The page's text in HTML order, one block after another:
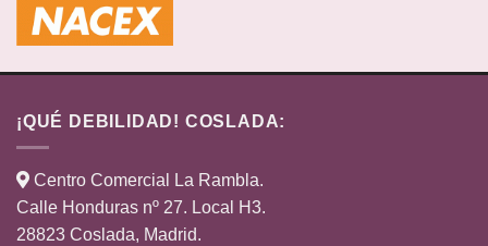
¡QUÉ DEBILIDAD! COSLADA:
Centro Comercial La Rambla.
Calle Honduras nº 27. Local H3.
28823 Coslada, Madrid.